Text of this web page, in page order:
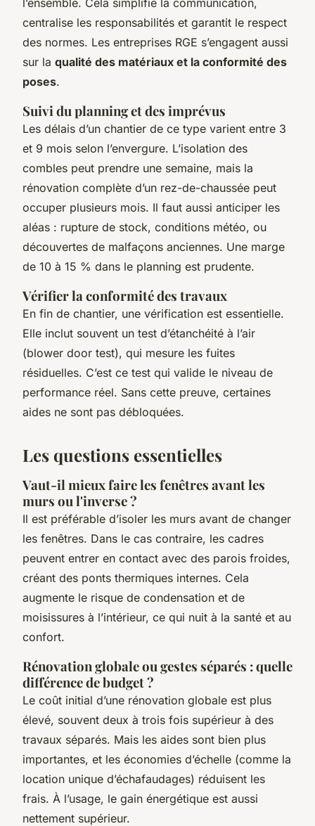
centralise les responsabilités et garantit le respect
des normes. Les entreprises RGE s’engagent aussi
sur la qualité des matériaux et la conformité des
poses.
Suivi du planning et des imprévus
Les délais d’un chantier de ce type varient entre 3
et 9 mois selon l’envergure. L’isolation des
combles peut prendre une semaine, mais la
rénovation complète d’un rez-de-chaussée peut
occuper plusieurs mois. Il faut aussi anticiper les
aléas : rupture de stock, conditions météo, ou
découvertes de malfaçons anciennes. Une marge
de 10 à 15 % dans le planning est prudente.
Vérifier la conformité des travaux
En fin de chantier, une vérification est essentielle.
Elle inclut souvent un test d’étanchéité à l’air
(blower door test), qui mesure les fuites
résiduelles. C’est ce test qui valide le niveau de
performance réel. Sans cette preuve, certaines
aides ne sont pas débloquées.
Les questions essentielles
Vaut-il mieux faire les fenêtres avant les
murs ou l'inverse ?
Il est préférable d’isoler les murs avant de changer
les fenêtres. Dans le cas contraire, les cadres
peuvent entrer en contact avec des parois froides,
créant des ponts thermiques internes. Cela
augmente le risque de condensation et de
moisissures à l’intérieur, ce qui nuit à la santé et au
confort.
Rénovation globale ou gestes séparés : quelle
différence de budget ?
Le coût initial d’une rénovation globale est plus
élevé, souvent deux à trois fois supérieur à des
travaux séparés. Mais les aides sont bien plus
importantes, et les économies d’échelle (comme la
location unique d’échafaudages) réduisent les
frais. À l’usage, le gain énergétique est aussi
nettement supérieur.